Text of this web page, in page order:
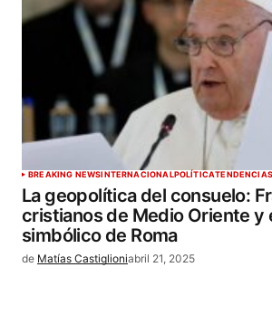
BREAKING NEWSINTERNACIONALPOLÍTICATENDENCIAS
La geopolítica del consuelo:
cristianos de Medio Oriente y
simbólico de Roma
de Matías Castiglioniabril 21, 2025